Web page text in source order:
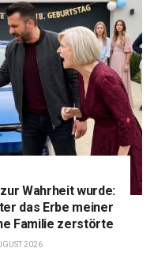
Wahrheit wurde:
das Erbe meiner
Familie zerstörte
2026